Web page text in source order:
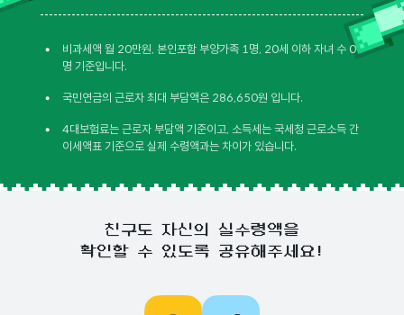
•
비과세액 월 20만원, 본인포함 부양가족 1명, 20세 이하 자녀 수 0
명 기준입니다.
• 국민연금의 근로자 최대 부담액은 286,650원 입니다.
•
4대보험료는 근로자 부담액 기준이고, 소득세는 국세청 근로소득 간
이세액표 기준으로 실제 수령액과는 차이가 있습니다.
친구도 자신의 실수령액을
확인할 수 있도록 공유해주세요!